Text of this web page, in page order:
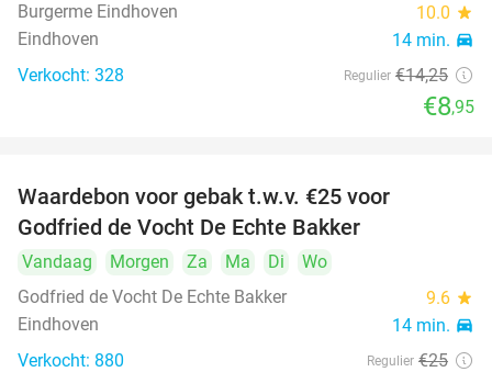
Burgerme Eindhoven
10.0 star
Eindhoven 14 min. directions_car
Verkocht: 328 Regulier €14,25
€8,95
Waardebon voor gebak t.w.v. €25 voor
Godfried de Vocht De Echte Bakker
Vandaag Morgen Za Ma Di
Wo
Godfried de Vocht De Echte Bakker
9.6 star
Eindhoven 14 min. directions_car
Verkocht: 880 Regulier €25